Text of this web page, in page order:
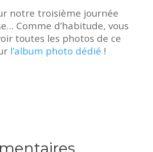
notre troisième journée
Comme d’habitude, vous
toutes les photos de ce
l’album photo dédié !